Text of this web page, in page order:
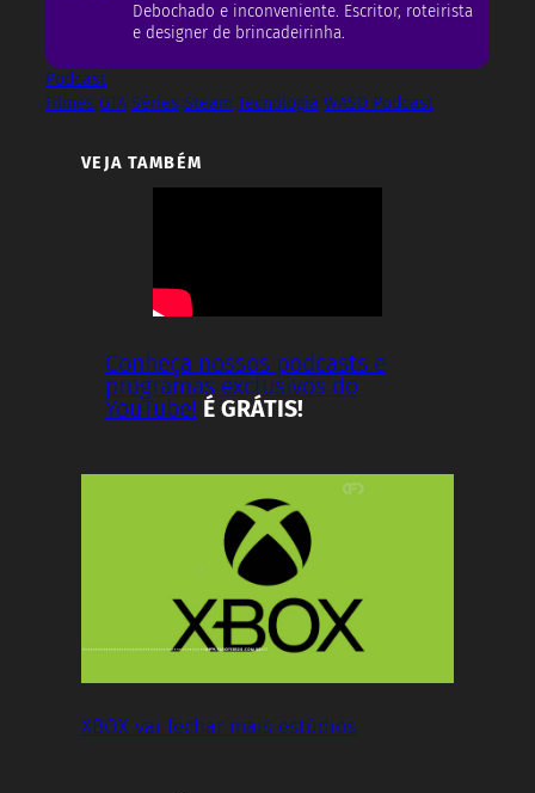
Debochado e inconveniente. Escritor, roteirista
e designer de brincadeirinha.
Podcast
Filmes GTA Séries Steam Tecnologia WASD Podcast
VEJA TAMBÉM
Conheça nossos podcasts e
programas exclusivos do
YouTube! É GRÁTIS!
XBOX vai fechar mais estúdios